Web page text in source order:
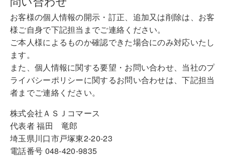
お客様の個人情報の開示・訂正、追加又は削除は、お客
様ご自身で下記担当までご連絡ください。
ご本人様によるものか確認できた場合にのみ対応いたし
ます。
また、個人情報に関する要望・お問い合わせ、当社のプ
ライバシーポリシーに関するお問い合わせは、下記担当
者までご連絡ください。
株式会社ＡＳＪコマース
代表者 福田 竜郎
埼玉県川口市戸塚東2-20-23
電話番号 048-420-9835